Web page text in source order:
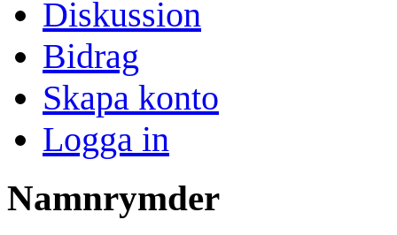
Diskussion
Bidrag
Skapa konto
Logga in
Namnrymder